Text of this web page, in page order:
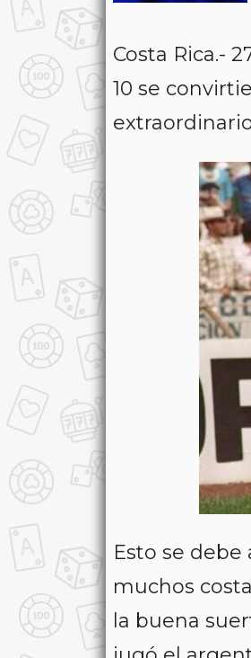
Costa Rica.-
10 se
Esto se
muchos
la buena